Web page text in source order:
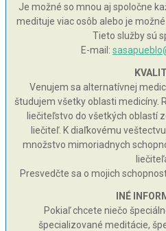
Je možné so mnou aj spoločne
medituje viac osôb alebo je
Tieto služby sú
E-mail:
Venujem sa alternatívnej
študujem všetky oblasti medicíny.
liečiteľstvo do všetkých oblastí
liečiteľ. K diaľkovému
množstvo mimoriadnych
Presvedčte sa o mojich
INÉ
Pokiaľ chcete niečo
špecializované meditácie,